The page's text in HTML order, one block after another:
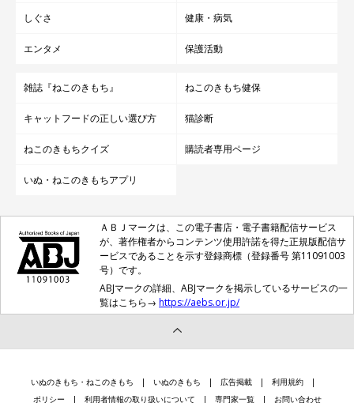
しぐさ 健康・病気
エンタメ 保護活動
雑誌『ねこのきもち』 ねこのきもち健保
キャットフードの正しい選び方 猫診断
ねこのきもちクイズ 購読者専用ページ
いぬ・ねこのきもちアプリ
ＡＢＪマークは、この電子書店・電子書籍配信サービス
が、著作権者からコンテンツ使用許諾を得た正規版配信サ
ービスであることを示す登録商標（登録番号 第11091003
号）です。
ABJマークの詳細、ABJマークを掲示しているサービスの一
覧はこちら→ https://aebs.or.jp/
いぬのきもち・ねこのきもち いぬのきもち 広告掲載
利用規約
ポリシー
利用者情報の取り扱いについて 専門家一覧 お問い合わせ